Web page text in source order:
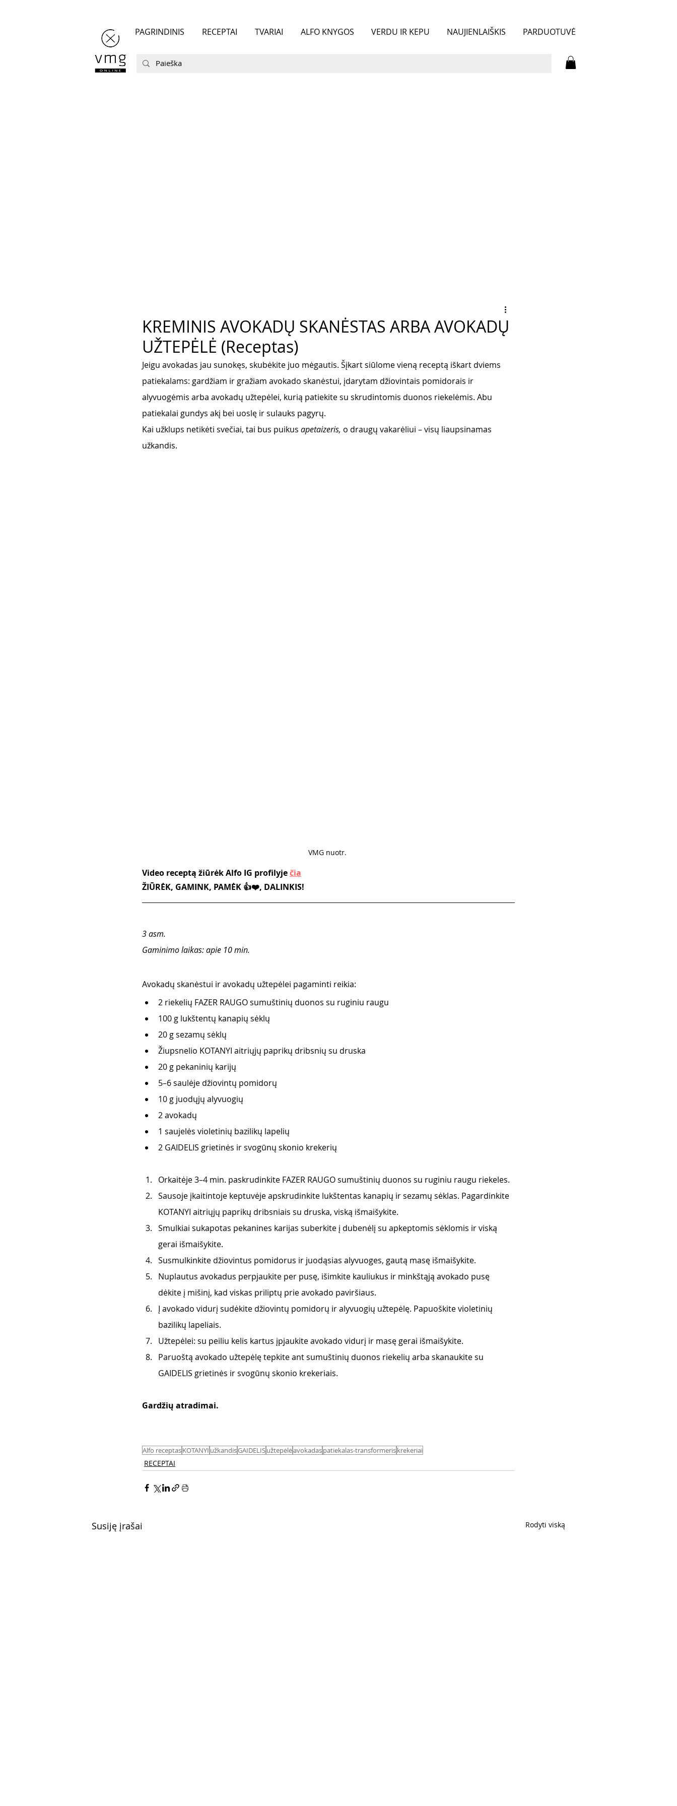
PAGRINDINIS RECEPTAI TVARIAI ALFO KNYGOS VERDU IR KEPU NAUJIENLAIŠKIS PARDUOTUVĖ
KREMINIS AVOKADŲ SKANĖSTAS ARBA AVOKADŲ
UŽTEPĖLĖ (Receptas)
Jeigu avokadas jau sunokęs, skubėkite juo mėgautis. Šįkart siūlome vieną receptą iškart dviems
patiekalams: gardžiam ir gražiam avokado skanėstui, įdarytam džiovintais pomidorais ir
alyvuogėmis arba avokadų užtepėlei, kurią patiekite su skrudintomis duonos riekelėmis. Abu
patiekalai gundys akį bei uoslę ir sulauks pagyrų.
Kai užklups netikėti svečiai, tai bus puikus apetaizeris, o draugų vakarėliui – visų liaupsinamas
užkandis.
VMG nuotr.
Video receptą žiūrėk Alfo IG profilyje čia
ŽIŪRĖK, GAMINK, PAMĖK 👍❤️, DALINKIS!
3 asm.
Gaminimo laikas: apie 10 min.
Avokadų skanėstui ir avokadų užtepėlei pagaminti reikia:
2 riekelių FAZER RAUGO sumuštinių duonos su ruginiu raugu
100 g lukštentų kanapių sėklų
20 g sezamų sėklų
Žiupsnelio KOTANYI aitriųjų paprikų dribsnių su druska
20 g pekaninių karijų
5–6 saulėje džiovintų pomidorų
10 g juodųjų alyvuogių
2 avokadų
1 saujelės violetinių bazilikų lapelių
2 GAIDELIS grietinės ir svogūnų skonio krekerių
Orkaitėje 3–4 min. paskrudinkite FAZER RAUGO sumuštinių duonos su ruginiu raugu riekeles.
Sausoje įkaitintoje keptuvėje apskrudinkite lukštentas kanapių ir sezamų sėklas. Pagardinkite
KOTANYI aitriųjų paprikų dribsniais su druska, viską išmaišykite.
Smulkiai sukapotas pekanines karijas suberkite į dubenėlį su apkeptomis sėklomis ir viską
gerai išmaišykite.
Susmulkinkite džiovintus pomidorus ir juodąsias alyvuoges, gautą masę išmaišykite.
Nuplautus avokadus perpjaukite per pusę, išimkite kauliukus ir minkštąją avokado pusę
dėkite į mišinį, kad viskas priliptų prie avokado paviršiaus.
Į avokado vidurį sudėkite džiovintų pomidorų ir alyvuogių užtepėlę. Papuoškite violetinių
bazilikų lapeliais.
Užtepėlei: su peiliu kelis kartus įpjaukite avokado vidurį ir masę gerai išmaišykite.
Paruoštą avokado užtepėlę tepkite ant sumuštinių duonos riekelių arba skanaukite su
GAIDELIS grietinės ir svogūnų skonio krekeriais.
Gardžių atradimai.
Alfo receptasKOTANYI užkandisGAIDELISužtepėlėavokadaspatiekalas-transformeriskrekeriai
RECEPTAI
Susiję įrašai Rodyti viską